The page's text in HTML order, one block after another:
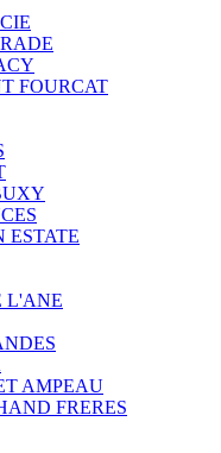
FOURCAT
ESTATE
L'ANE
AMPEAU
FRERES